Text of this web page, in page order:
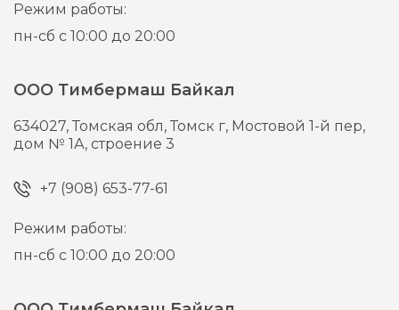
Режим работы:
пн-сб с 10:00 до 20:00
ООО Тимбермаш Байкал
634027,Томская обл, Томск г, Мостовой 1-й пер,
дом № 1А, строение 3
+7 (908) 653-77-61
Режим работы:
пн-сб с 10:00 до 20:00